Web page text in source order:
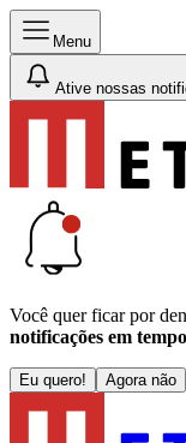
Menu
Ative nossas
Você quer ficar por
notificações em
Eu quero! Agora não